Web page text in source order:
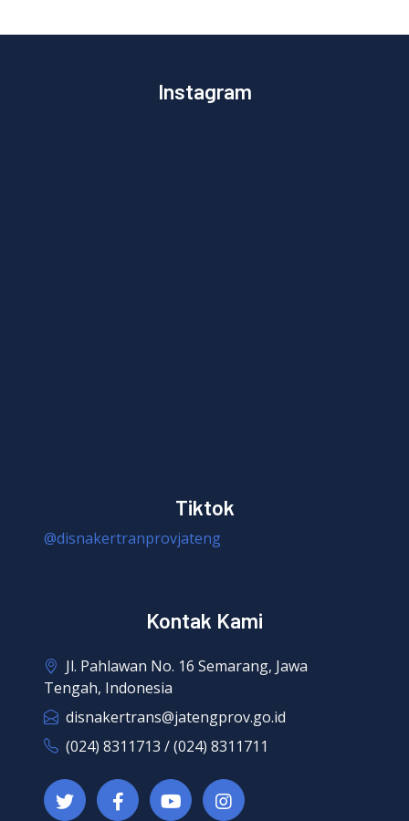
Instagram
Tiktok
@disnakertranprovjateng
Kontak Kami
Jl. Pahlawan No. 16 Semarang, Jawa
Tengah, Indonesia
disnakertrans@jatengprov.go.id
(024) 8311713 / (024) 8311711